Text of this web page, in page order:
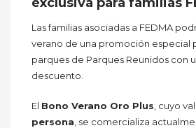
Las familias asociadas a FEDMA
verano de una promoción especial
parques de Parques Reunidos con
descuento.
El Bono Verano Oro Plus , cuyo
persona , se comercializa